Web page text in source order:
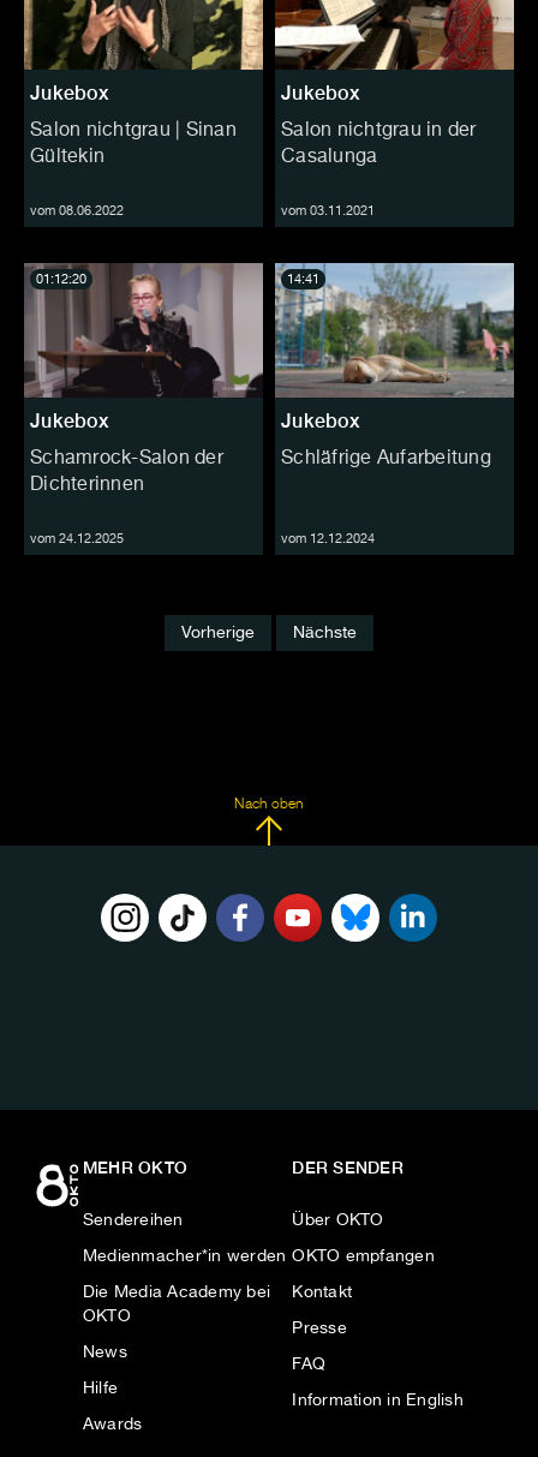
Jukebox
Salon nichtgrau | Sinan
Gültekin
vom 08.06.2022
Jukebox
Salon nichtgrau in der
Casalunga
vom 03.11.2021
Jukebox
Schamrock-Salon der
Dichterinnen
vom 24.12.2025
01:12:20
Jukebox
Schläfrige Aufarbeitung
vom 12.12.2024
14:41
Vorherige Nächste
Nach oben
MEHR OKTO
Sendereihen
Medienmacher*in werden
Die Media Academy bei
OKTO
News
Hilfe
Awards
DER SENDER
Über OKTO
OKTO empfangen
Kontakt
Presse
FAQ
Information in English